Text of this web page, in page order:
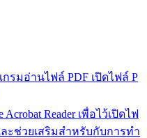
กรมอ่านไฟล์ PDF เปิดไฟล์ P
Reader เพื่อไว้เปิดไฟ
ละช่วยเสริมสำหรับกับการทำ